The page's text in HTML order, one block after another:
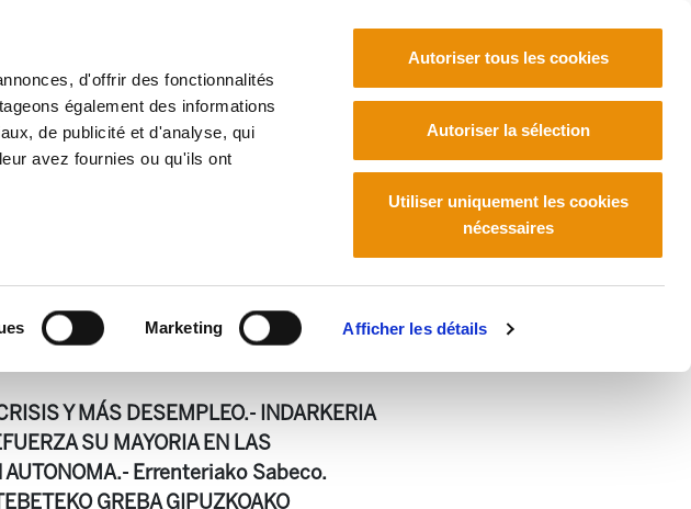
d'offrir des fonctionnalités
également des informations
de publicité et d'analyse, qui
avez fournies ou qu'ils ont
Marketing Afficher les détails
Autoriser tous les cookies
Autoriser la sélection
Utiliser uniquement les cookies
nécessaires
Y MÁS DESEMPLEO.- INDARKERIA
SU MAYORIA EN LAS
AUTONOMA.- Errenteriako Sabeco.
GREBA GIPUZKOAKO